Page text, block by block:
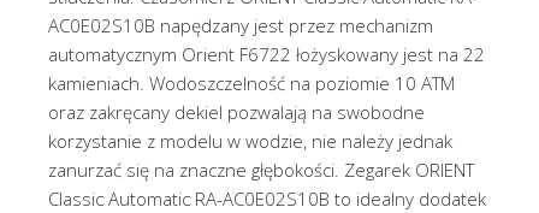
AC0E02S10B napędzany jest przez mechanizm
automatycznym Orient F6722 łożyskowany jest na 22
kamieniach. Wodoszczelność na poziomie 10 ATM
oraz zakręcany dekiel pozwalają na swobodne
korzystanie z modelu w wodzie, nie należy jednak
zanurzać się na znaczne głębokości. Zegarek ORIENT
Classic Automatic RA-AC0E02S10B to idealny dodatek